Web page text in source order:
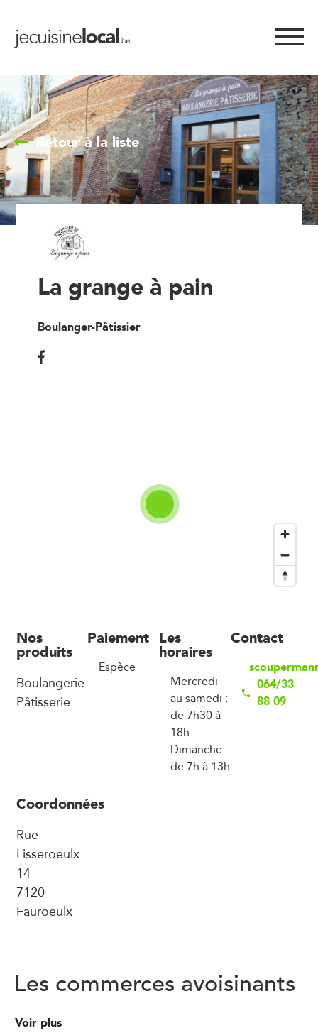
Retour à la liste
La grange à pain
Boulanger-Pâtissier
Nos
produits
Boulangerie-
Pâtisserie
Paiement
Espèce
Les
horaires
Mercredi
au samedi :
de 7h30 à
18h
Dimanche :
de 7h à 13h
Contact
064/33
88 09
Coordonnées
Rue
Lisseroeulx
14
7120
Fauroeulx
Les commerces avoisinants
Voir plus